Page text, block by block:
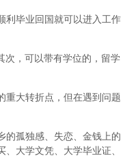
利毕业回国就可以进入工作
次，可以带有学位的，留学
重大转折点，但在遇到问题
的孤独感、失恋、金钱上的
大学文凭、大学毕业证、